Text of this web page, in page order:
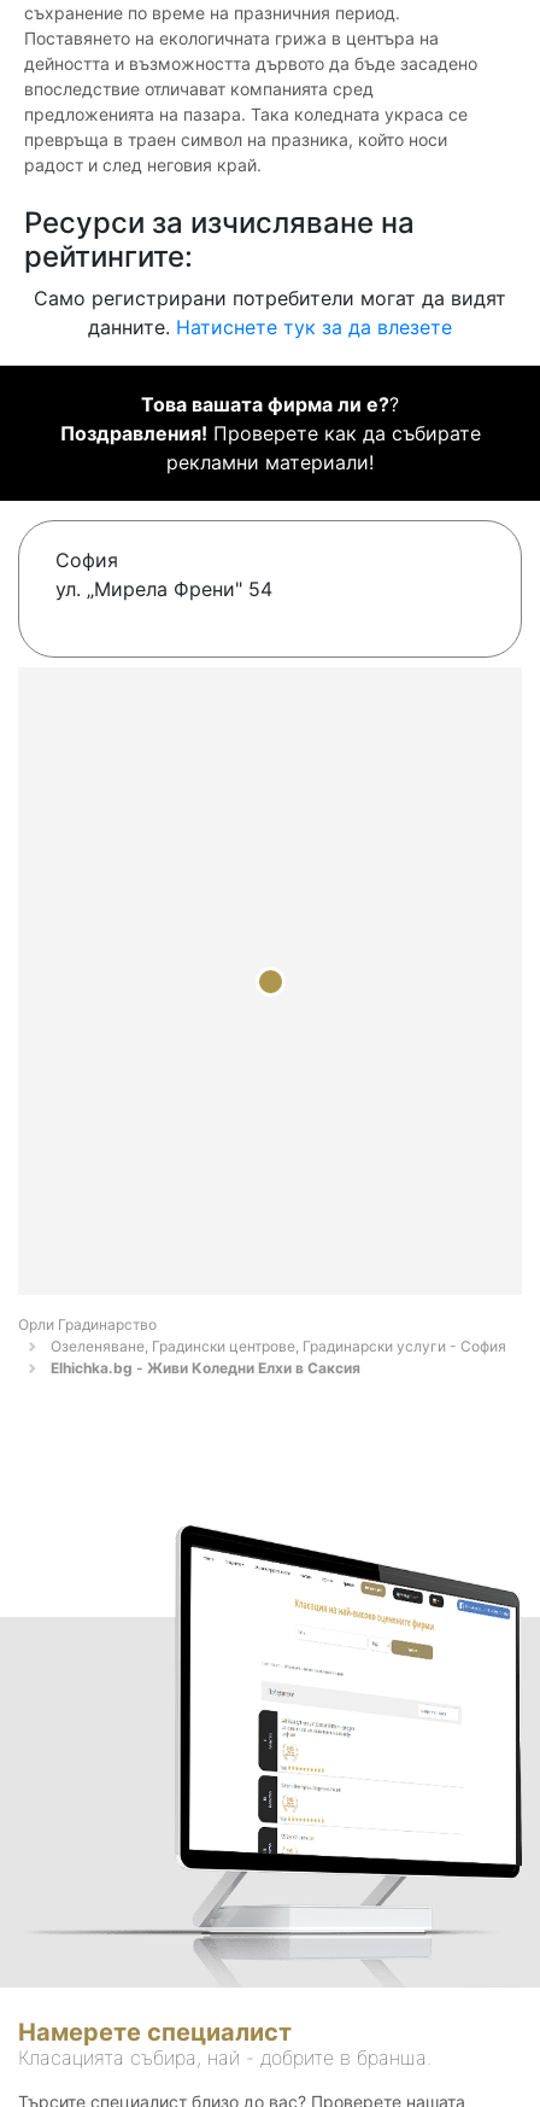
съхранение по време на празничния период.
Поставянето на екологичната грижа в центъра на
дейността и възможността дървото да бъде засадено
впоследствие отличават компанията сред
предложенията на пазара. Така коледната украса се
превръща в траен символ на празника, който носи
радост и след неговия край.
Ресурси за изчисляване на
рейтингите:
Само регистрирани потребители могат да видят
данните. Натиснете тук за да влезете
Това вашата фирма ли е??
Поздравления! Проверете как да събирате
рекламни материали!
София
ул. „Мирела Френи" 54
Орли Градинарство
Озеленяване, Градински центрове, Градинарски услуги - София
Elhichka.bg - Живи Коледни Елхи в Саксия
Намерете специалист
Класацията събира, най - добрите в бранша.
Търсите специалист близо до вас? Проверете нашата